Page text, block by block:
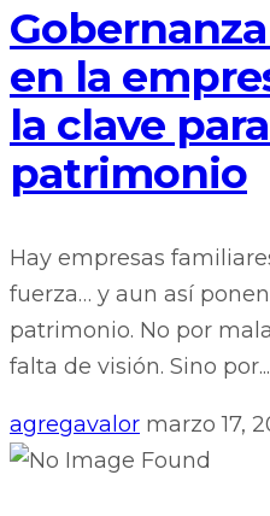
en la
la clave
patrimonio
Hay empresas
fuerza… y aun así
patrimonio. No por
falta de visión. Sino por...
agregavalor marzo 17,